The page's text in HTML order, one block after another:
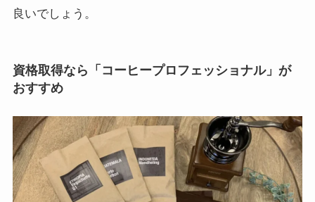
良いでしょう。
資格取得なら「コーヒープロフェッショナル」が
おすすめ